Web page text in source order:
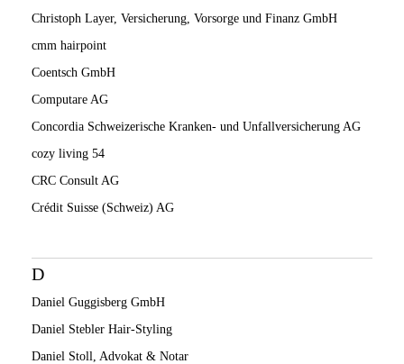
Christoph Layer, Versicherung, Vorsorge und Finanz GmbH
cmm hairpoint
Coentsch GmbH
Computare AG
Concordia Schweizerische Kranken- und Unfallversicherung AG
cozy living 54
CRC Consult AG
Crédit Suisse (Schweiz) AG
D
Daniel Guggisberg GmbH
Daniel Stebler Hair-Styling
Daniel Stoll, Advokat & Notar